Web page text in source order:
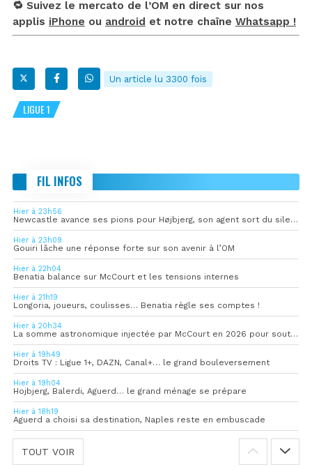
🔁 Suivez le mercato de l’OM en direct sur nos
applis iPhone ou android et notre chaîne Whatsapp !
Un article lu 3300 fois
LIGUE 1
FIL INFOS
Hier à 23h56
Newcastle avance ses pions pour Højbjerg, son agent sort du silence
Hier à 23h09
Gouiri lâche une réponse forte sur son avenir à l’OM
Hier à 22h04
Benatia balance sur McCourt et les tensions internes
Hier à 21h19
Longoria, joueurs, coulisses… Benatia règle ses comptes !
Hier à 20h34
La somme astronomique injectée par McCourt en 2026 pour soutenir l’OM
Hier à 19h49
Droits TV : Ligue 1+, DAZN, Canal+… le grand bouleversement
Hier à 19h04
Hojbjerg, Balerdi, Aguerd… le grand ménage se prépare
Hier à 18h19
Aguerd a choisi sa destination, Naples reste en embuscade
TOUT VOIR